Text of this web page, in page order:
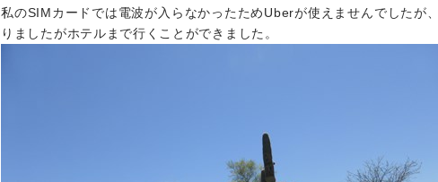
私のSIMカードでは電波が入らなかったためUberが使えませんでしたが
りましたがホテルまで行くことができました。